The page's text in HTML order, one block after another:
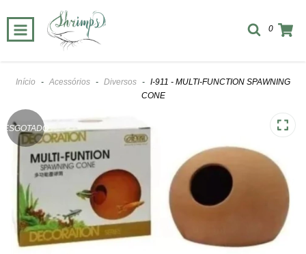
0
Início - Acessórios - Diversos - I-911 - MULTI-FUNCTION SPAWNING
CONE
ESGOTADO